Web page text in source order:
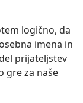
logično, da
imena in
prijateljstev
gre za naše